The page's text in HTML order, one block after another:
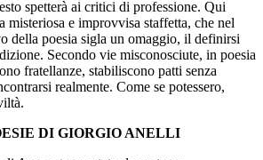
spetterà ai critici di professione. Qui
misteriosa e improvvisa staffetta, che nel
della poesia sigla un omaggio, il definirsi
Secondo vie misconosciute, in poesia
fratellanze, stabiliscono patti senza
realmente. Come se potessero,
DI GIORGIO ANELLI